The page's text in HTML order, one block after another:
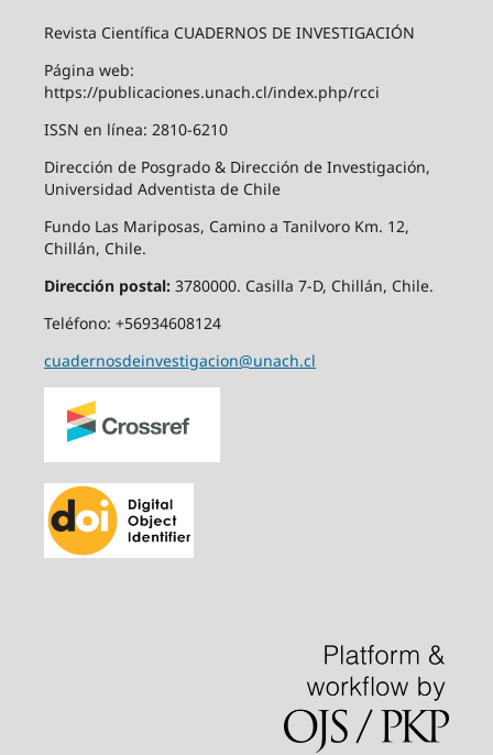
Revista Científica CUADERNOS DE INVESTIGACIÓN
Página web:
https://publicaciones.unach.cl/index.php/rcci
ISSN en línea: 2810-6210
Dirección de Posgrado & Dirección de Investigación,
Universidad Adventista de Chile
Fundo Las Mariposas, Camino a Tanilvoro Km. 12,
Chillán, Chile.
Dirección postal:3780000. Casilla 7-D, Chillán, Chile.
Teléfono: +56934608124
cuadernosdeinvestigacion@unach.cl